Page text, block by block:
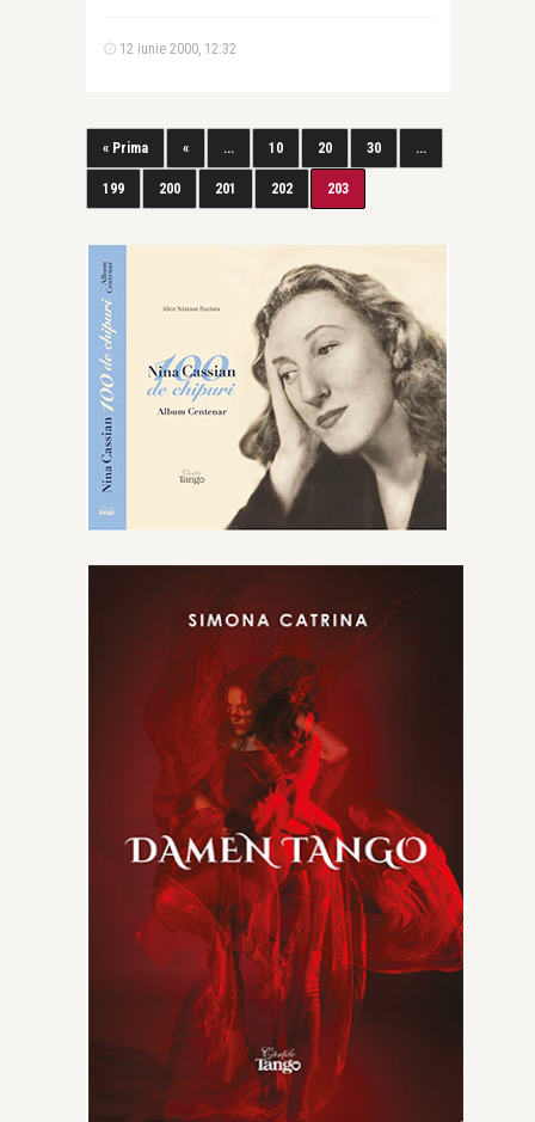
12 iunie 2000, 12:32
« Prima « ... 10 20 30 ...
199 200 201 202 203